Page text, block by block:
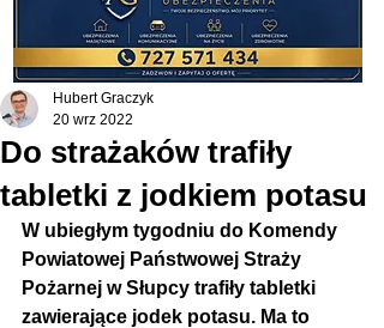
Do strażaków trafiły
tabletki z jodkiem potasu
Hubert Graczyk
20 wrz 2022
W ubiegłym tygodniu do Komendy
Powiatowej Państwowej Straży
Pożarnej w Słupcy trafiły tabletki
zawierające jodek potasu. Ma to